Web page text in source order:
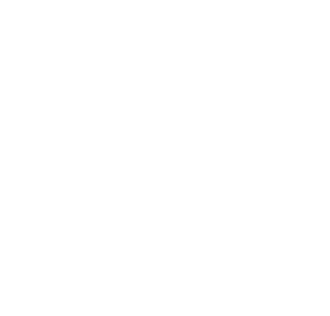
基づき作成されるも
ことをご了承くださ
ン制御機器販売店・
定はありません。
を得ず変更すること
類(PBDE) 1000ppm以下、
ル類) : 1000ppm、
ル) : 1000ppm、
う必要な手段を講じ
びにこれらの製造装